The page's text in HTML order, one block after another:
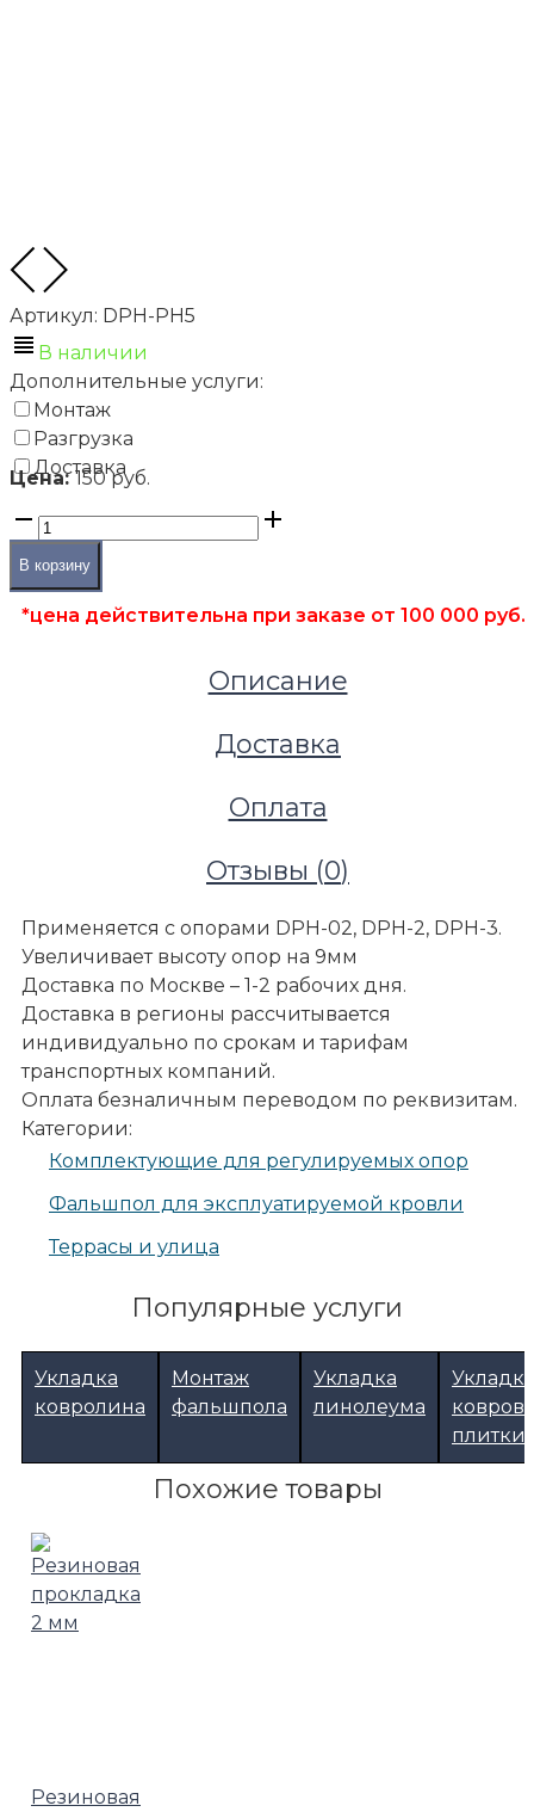
Террасы и улица
Террасные покрытия
Террасная доска из ДПК
Buzon
Верхний корректор уклона 0-5%
Артикул: DPH-PH5
В наличии
Дополнительные услуги:
Монтаж
Разгрузка
Доставка
Цена:150 руб.
В корзину
*цена действительна при заказе от 100 000 руб.
Описание
Доставка
Оплата
Отзывы (0)
Применяется с опорами DPH-02, DPH-2, DPH-3.
Увеличивает высоту опор на 9мм
Доставка по Москве – 1-2 рабочих дня.
Доставка в регионы рассчитывается
индивидуально по срокам и тарифам
транспортных компаний.
Оплата безналичным переводом по реквизитам.
Категории:
Комплектующие для регулируемых опор
Фальшпол для эксплуатируемой кровли
Террасы и улица
Популярные услуги
Укладка
ковролина
Монтаж
фальшпола
Укладка
линолеума
Укладка
плитки
Похожие товары
Резиновая